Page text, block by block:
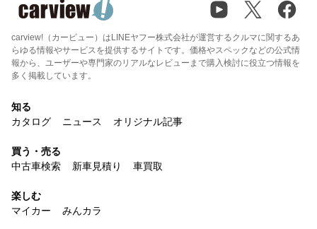
carview!（カービュー）はLINEヤフー株式会社が運営するクルマに関するあ
らゆる情報やサービスを提供するサイトです。価格やスペックなどの公式情
報から、ユーザーや専門家のリアルなレビューまで購入検討に役立つ情報を
多く掲載しています。
知る
カタログ
ニュース オリジナル記事
買う・売る
中古車検索
新車見積り 車買取
楽しむ
マイカー
みんカラ